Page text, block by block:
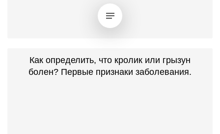
Как определить, что кролик или грызун
болен? Первые признаки заболевания.